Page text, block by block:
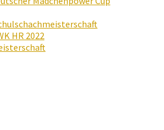
HR 2022